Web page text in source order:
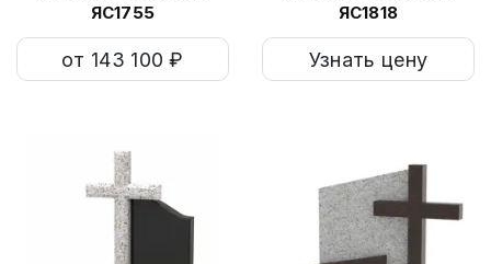
ЯС1755
от 143 100 ₽
ЯС1818
Узнать цену